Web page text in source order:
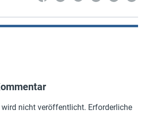
wird nicht veröffentlicht. Erforderliche